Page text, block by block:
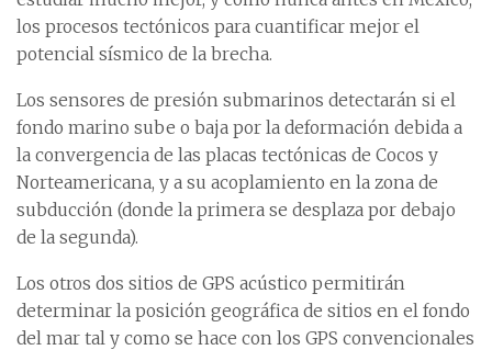
los procesos tectónicos para cuantificar mejor el
potencial sísmico de la brecha.
Los sensores de presión submarinos detectarán si el
fondo marino sube o baja por la deformación debida a
la convergencia de las placas tectónicas de Cocos y
Norteamericana, y a su acoplamiento en la zona de
subducción (donde la primera se desplaza por debajo
de la segunda).
Los otros dos sitios de GPS acústico permitirán
determinar la posición geográfica de sitios en el fondo
del mar tal y como se hace con los GPS convencionales